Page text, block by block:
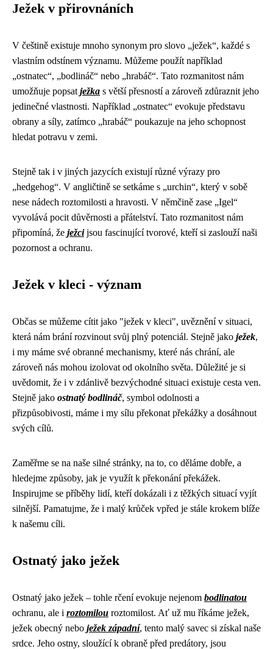
Ježek v přirovnáních
V češtině existuje mnoho synonym pro slovo „ježek“, každé s
vlastním odstínem významu. Můžeme použít například
„ostnatec“, „bodlináč“ nebo „hrabáč“. Tato rozmanitost nám
umožňuje popsat ježka s větší přesností a zároveň zdůraznit jeho
jedinečné vlastnosti. Například „ostnatec“ evokuje představu
obrany a síly, zatímco „hrabáč“ poukazuje na jeho schopnost
hledat potravu v zemi.
Stejně tak i v jiných jazycích existují různé výrazy pro
„hedgehog“. V angličtině se setkáme s „urchin“, který v sobě
nese nádech roztomilosti a hravosti. V němčině zase „Igel“
vyvolává pocit důvěrnosti a přátelství. Tato rozmanitost nám
připomíná, že ježcijsou fascinující tvorové, kteří si zaslouží naši
pozornost a ochranu.
Ježek v kleci - význam
Občas se můžeme cítit jako "ježek v kleci", uvěznění v situaci,
která nám brání rozvinout svůj plný potenciál. Stejně jako ježek,
i my máme své obranné mechanismy, které nás chrání, ale
zároveň nás mohou izolovat od okolního světa. Důležité je si
uvědomit, že i v zdánlivě bezvýchodné situaci existuje cesta ven.
Stejně jako ostnatý bodlináč, symbol odolnosti a
přizpůsobivosti, máme i my sílu překonat překážky a dosáhnout
svých cílů.
Zaměřme se na naše silné stránky, na to, co děláme dobře, a
hledejme způsoby, jak je využít k překonání překážek.
Inspirujme se příběhy lidí, kteří dokázali i z těžkých situací vyjít
silnější. Pamatujme, že i malý krůček vpřed je stále krokem blíže
k našemu cíli.
Ostnatý jako ježek
Ostnatý jako ježek – tohle rčení evokuje nejenom bodlinatou
ochranu, ale i roztomilou roztomilost. Ať už mu říkáme ježek,
ježek obecný nebo ježek západní, tento malý savec si získal naše
srdce. Jeho ostny, sloužící k obraně před predátory, jsou